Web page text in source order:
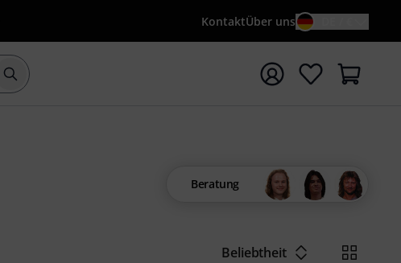
KontaktÜber uns
Suche mit Suchwort {searchTerm} starten
Beratung
Beliebtheit